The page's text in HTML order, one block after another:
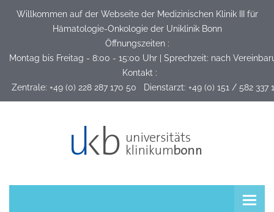
Willkommen auf der Webseite der Medizinischen Klinik III für
Hämatologie-Onkologie der Uniklinik Bonn
Öffnungszeiten :
Montag bis Freitag - 8:00 - 15:00 Uhr | Sprechzeit: nach
Kontakt :
Zentrale: +49 (0) 228 287 170 50   Dienstarzt: +49 (0) 151 / 582 337